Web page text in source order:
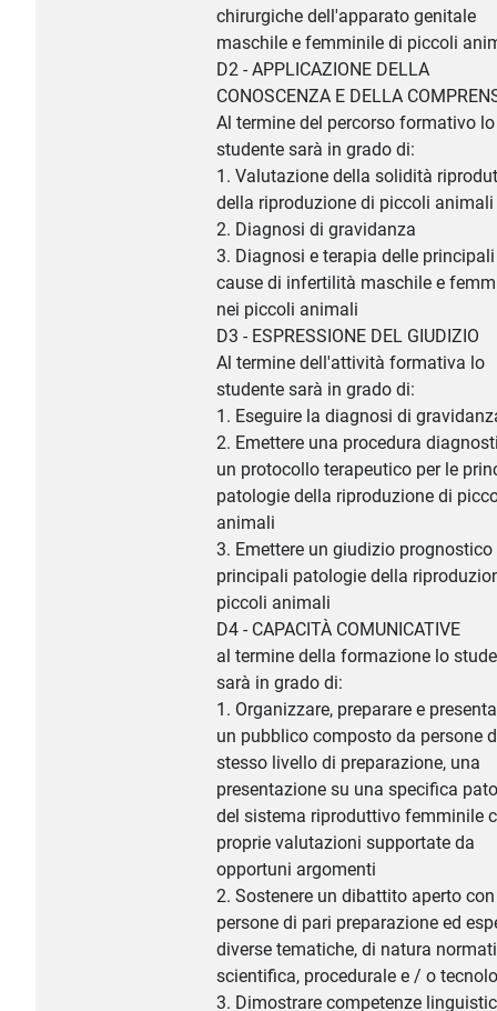
chirurgiche dell'apparato genitale
maschile e femminile di piccoli
D2 - APPLICAZIONE DELLA
CONOSCENZA E DELLA
Al termine del percorso formativo lo
studente sarà in grado di:
1. Valutazione della solidità
della riproduzione di piccoli animali
2. Diagnosi di gravidanza
3. Diagnosi e terapia delle principali
cause di infertilità maschile e
nei piccoli animali
D3 - ESPRESSIONE DEL GIUDIZIO
Al termine dell'attività formativa lo
studente sarà in grado di:
1. Eseguire la diagnosi di
2. Emettere una procedura
un protocollo terapeutico per le
patologie della riproduzione di
animali
3. Emettere un giudizio prognostico
principali patologie della
piccoli animali
D4 - CAPACITÀ COMUNICATIVE
al termine della formazione lo
sarà in grado di:
1. Organizzare, preparare e
un pubblico composto da persone
stesso livello di preparazione, una
presentazione su una specifica
del sistema riproduttivo femminile
proprie valutazioni supportate da
opportuni argomenti
2. Sostenere un dibattito aperto con
persone di pari preparazione ed
diverse tematiche, di natura
scientifica, procedurale e / o
3. Dimostrare competenze